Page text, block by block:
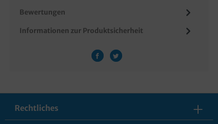
Bewertungen
Informationen zur Produktsicherheit
Rechtliches